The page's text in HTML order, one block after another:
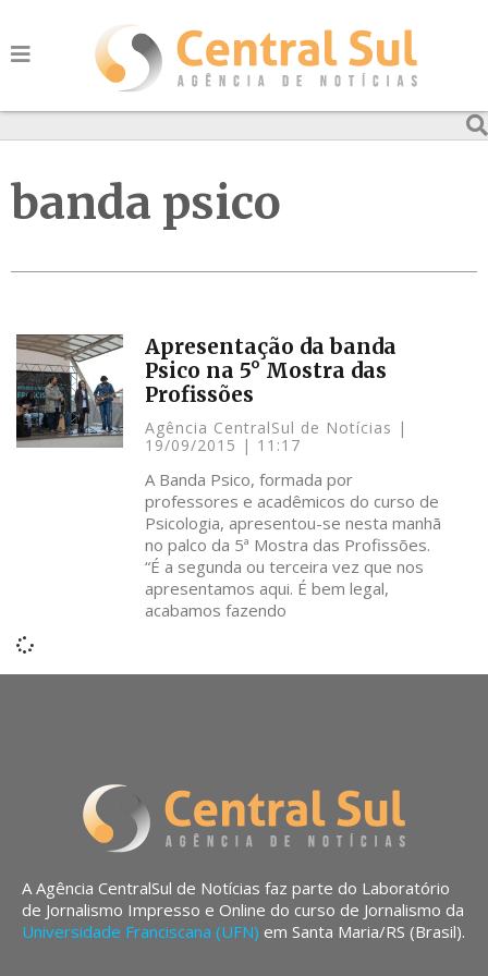
banda psico
Apresentação da banda
Psico na 5° Mostra das
Profissões
Agência CentralSul de Notícias
19/09/2015
11:17
A Banda Psico, formada por
professores e acadêmicos do curso de
Psicologia, apresentou-se nesta manhã
no palco da 5ª Mostra das Profissões.
“É a segunda ou terceira vez que nos
apresentamos aqui. É bem legal,
acabamos fazendo
A Agência CentralSul de Notícias faz parte do Laboratório
de Jornalismo Impresso e Online do curso de Jornalismo da
Universidade Franciscana (UFN) em Santa Maria/RS (Brasil).